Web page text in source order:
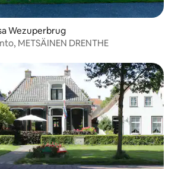
Wezuperbrug
METSÄINEN DRENTHE